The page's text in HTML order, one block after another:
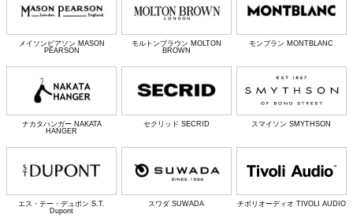
メイソンピアソン MASON
PEARSON
モルトンブラウン MOLTON
BROWN
モンブラン MONTBLANC
ナカタハンガー NAKATA
HANGER
セクリッド SECRID スマイソン SMYTHSON
エス・テー・デュポン S.T.
Dupont
スワダ SUWADA チボリオーディオ TIVOLI AUDIO